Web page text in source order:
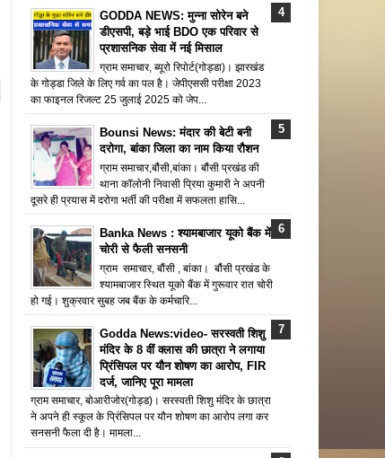
GODDA NEWS: मुन्ना सोरेन बने
डीएसपी, बड़े भाई BDO एक परिवार से
प्रशासनिक सेवा में नई मिसाल
ग्राम समाचार, ब्यूरो रिपोर्ट(गोड्डा)। झारखंड
के गोड्डा जिले के लिए गर्व का पल है। जेपीएससी परीक्षा 2023
का फाइनल रिजल्ट 25 जुलाई 2025 को जेप...
Bounsi News: मंदार की बेटी बनी
दरोगा, बांका जिला का नाम किया रौशन
ग्राम समाचार,बौंसी,बांका। बौंसी प्रखंड की
थाना कॉलोनी निवासी प्रिया कुमारी ने अपनी
दूसरे ही प्रयास में दरोगा भर्ती की परीक्षा में सफलता हासि...
Banka News : श्यामबाजार यूको बैंक में
चोरी से फैली सनसनी
ग्राम समाचार, बौंसी , बांका। बौंसी प्रखंड के
श्यामबाजार स्थित यूको बैंक में गुरूवार रात चोरी
हो गई। शुक्रवार सुबह जब बैंक के कर्मचारि...
Godda News:video- सरस्वती शिशु
मंदिर के 8 वीं क्लास की छात्रा ने लगाया
प्रिंसिपल पर यौन शोषण का आरोप, FIR
दर्ज, जानिए पूरा मामला
ग्राम समाचार, बोआरीजोर(गोड्ड)। सरस्वती शिशु मंदिर के छात्रा
ने अपने ही स्कूल के प्रिंसिपल पर यौन शोषण का आरोप लगा कर
सनसनी फैला दी है। मामला...